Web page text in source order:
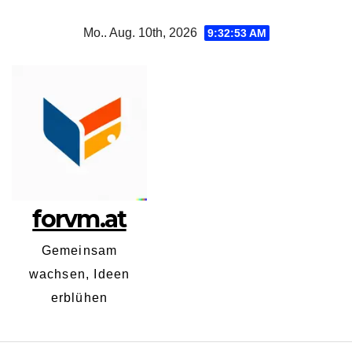
Mo.. Aug. 10th, 2026 9:32:53 AM
forvm.at
Gemeinsam
wachsen, Ideen
erblühen